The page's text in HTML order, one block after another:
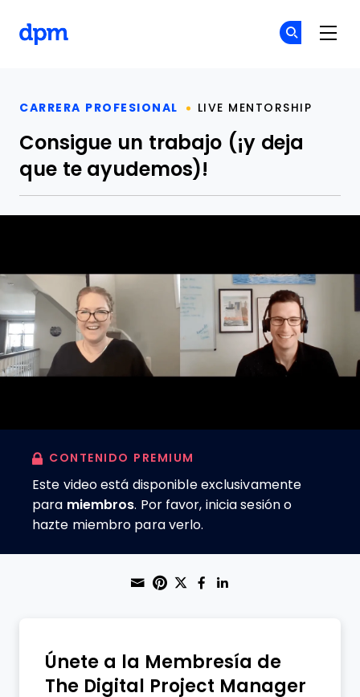
CARRERA PROFESIONAL LIVE MENTORSHIP
Consigue un trabajo (¡y deja
que te ayudemos)!
CONTENIDO PREMIUM
Este video está disponible exclusivamente
para miembros. Por favor, inicia sesión o
hazte miembro para verlo.
Share through Email
Print this page
Share on Pinterest
Share on Twitter
Share on
Únete a la Membresía de
The Digital Project Manager